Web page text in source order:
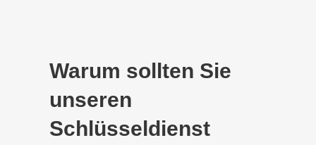
Warum sollten Sie
unseren
Schlüsseldienst